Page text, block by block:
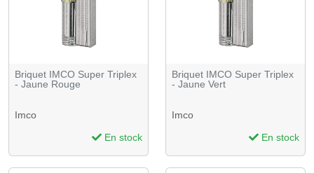
Briquet IMCO Super Triplex
- Jaune Rouge
Imco
En stock
Briquet IMCO Super Triplex
- Jaune Vert
Imco
En stock